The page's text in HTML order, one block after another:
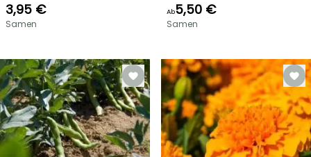
3,95 €
Samen
Ab5,50 €
Samen